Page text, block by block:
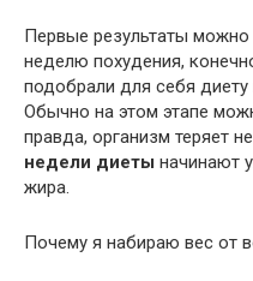
Первые результаты
неделю похудения,
подобрали для себя
Обычно на этом этапе
правда, организм теряет
недели диеты начинают
жира.
Почему я набираю вес от